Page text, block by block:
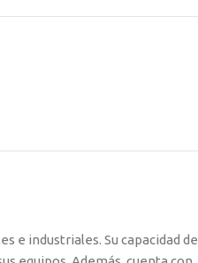
e industriales. Su capacidad de